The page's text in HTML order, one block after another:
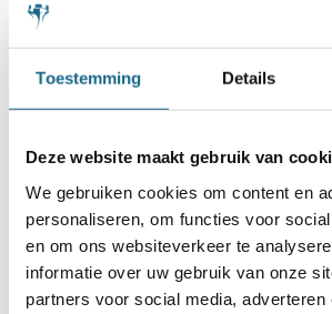
Toestemming Details
Deze website maakt gebruik van
We gebruiken cookies om content en
personaliseren, om functies voor
en om ons websiteverkeer te
informatie over uw gebruik van onze
partners voor social media, adverteren